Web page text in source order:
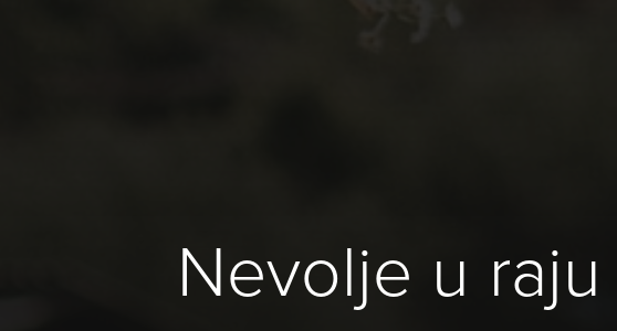
Nevolje u raju